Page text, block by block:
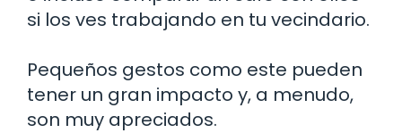
si los ves trabajando en tu vecindario.
Pequeños gestos como este pueden
tener un gran impacto y, a menudo,
son muy apreciados.